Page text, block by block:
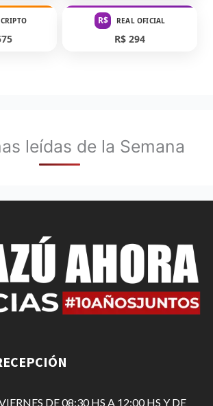
R$ REAL OFICIAL
R$ 294
leídas de la Semana
DE 08:30 HS A 12:00 HS Y DE